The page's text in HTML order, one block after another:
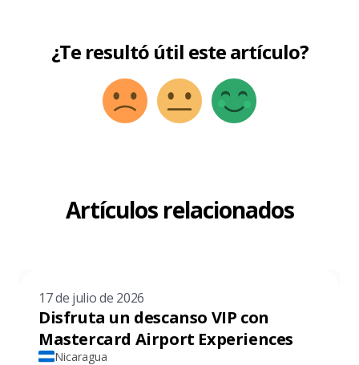
¿Te resultó útil este artículo?
Artículos relacionados
17 de julio de 2026
Disfruta un descanso VIP con
Mastercard Airport Experiences
Nicaragua